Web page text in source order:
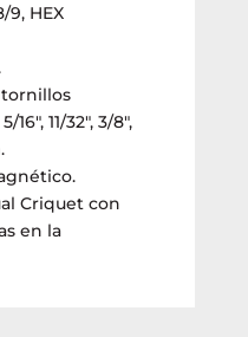
9, HEX
tornillos
11/32″, 3/8″,
Criquet con
en la